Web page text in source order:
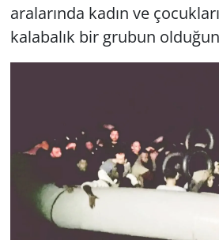
ara­la­rın­da kadın ve
ka­la­ba­lık bir gru­bun